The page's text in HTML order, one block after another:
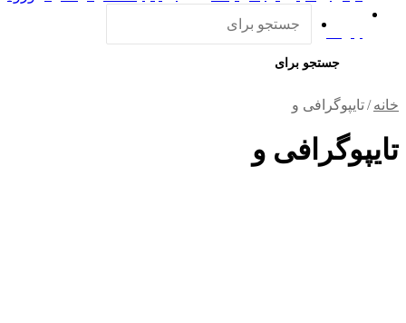
جستجو برای
خانه /تایپوگرافی و
تایپوگرافی و